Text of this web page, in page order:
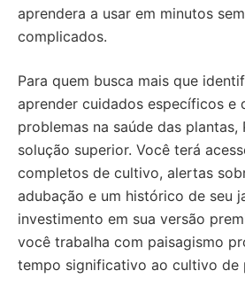
aprendera a usar em minutos
complicados.
Para quem busca mais que
aprender cuidados específicos e
problemas na saúde das plantas,
solução superior. Você terá
completos de cultivo, alertas
adubação e um histórico de seu
investimento em sua versão
você trabalha com paisagismo
tempo significativo ao cultivo de